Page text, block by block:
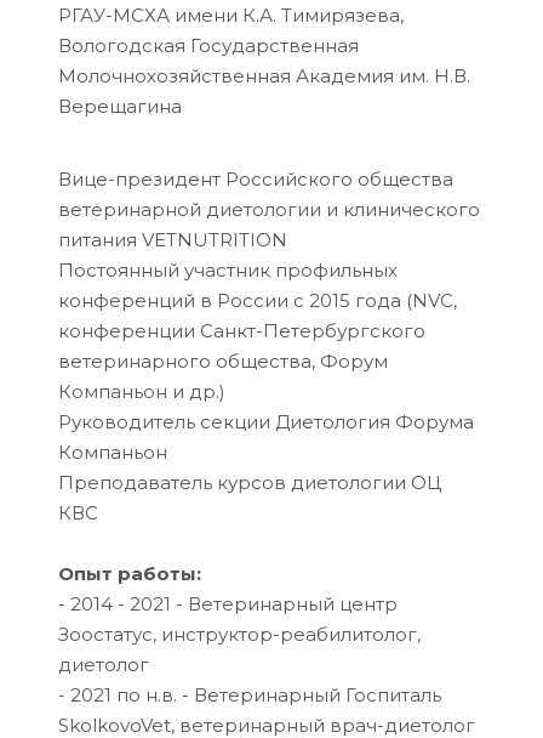
РГАУ-МСХА имени К.А. Тимирязева,
Вологодская Государственная
Молочнохозяйственная Академия им. Н.В.
Верещагина
Вице-президент Российского общества
ветеринарной диетологии и клинического
питания VETNUTRITION
Постоянный участник профильных
конференций в России с 2015 года (NVC,
конференции Санкт-Петербургского
ветеринарного общества, Форум
Компаньон и др.)
Руководитель секции Диетология Форума
Компаньон
Преподаватель курсов диетологии ОЦ
КВС
Опыт работы:
- 2014 - 2021 - Ветеринарный центр
Зоостатус, инструктор-реабилитолог,
диетолог
- 2021 по н.в. - Ветеринарный Госпиталь
SkolkovoVet, ветеринарный врач-диетолог